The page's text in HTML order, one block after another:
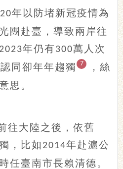
年以防堵新冠疫情為
團赴臺，導致兩岸往
2023年仍有 300萬人次
同卻年年趨獨 7
，絲
思。
往大陸之後，依舊
，比如 2014年赴滬公
任臺南市長賴清德。